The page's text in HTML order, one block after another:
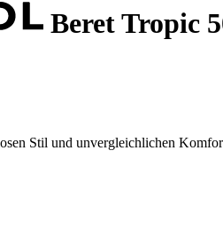
Beret Tropic
Stil und unvergleichlichen